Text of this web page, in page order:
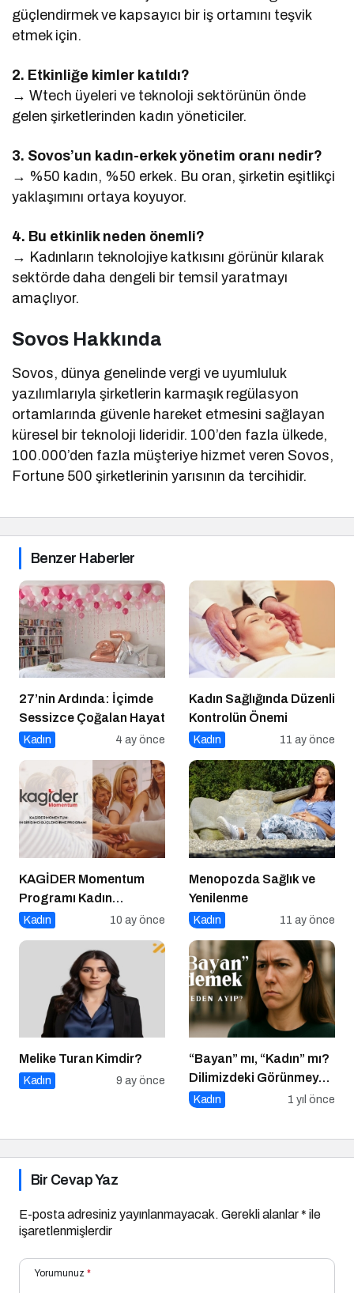
güçlendirmek ve kapsayıcı bir iş ortamını teşvik
etmek için.
2. Etkinliğe kimler katıldı?
→ Wtech üyeleri ve teknoloji sektörünün önde
gelen şirketlerinden kadın yöneticiler.
3. Sovos’un kadın-erkek yönetim oranı nedir?
→ %50 kadın, %50 erkek. Bu oran, şirketin eşitlikçi
yaklaşımını ortaya koyuyor.
4. Bu etkinlik neden önemli?
→ Kadınların teknolojiye katkısını görünür kılarak
sektörde daha dengeli bir temsil yaratmayı
amaçlıyor.
Sovos Hakkında
Sovos, dünya genelinde vergi ve uyumluluk
yazılımlarıyla şirketlerin karmaşık regülasyon
ortamlarında güvenle hareket etmesini sağlayan
küresel bir teknoloji lideridir. 100’den fazla ülkede,
100.000’den fazla müşteriye hizmet veren Sovos,
Fortune 500 şirketlerinin yarısının da tercihidir.
Benzer Haberler
27’nin Ardında: İçimde
Sessizce Çoğalan Hayat
Kadın 4 ay önce
Kadın Sağlığında Düzenli
Kontrolün Önemi
Kadın 11 ay önce
KAGİDER Momentum
Programı Kadın
Girişimcilerin Gücüne
Kadın 10 ay önce
Menopozda Sağlık ve
Yenilenme
Kadın 11 ay önce
Melike Turan Kimdir?
Kadın 9 ay önce
“Bayan” mı, “Kadın” mı?
Dilimizdeki Görünmeyen
Cinsiyet Ayrımı
Kadın 1 yıl önce
Bir Cevap Yaz
E-posta adresiniz yayınlanmayacak. Gerekli alanlar* ile
işaretlenmişlerdir
Yorumunuz *